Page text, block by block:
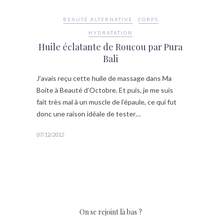
BEAUTÉ ALTERNATIVE CORPS
HYDRATATION
Huile éclatante de Roucou par Pura
Bali
J’avais reçu cette huile de massage dans Ma
Boite à Beauté d’Octobre. Et puis, je me suis
fait très mal à un muscle de l’épaule, ce qui fut
donc une raison idéale de tester…
07/12/2012
On se rejoint là bas ?